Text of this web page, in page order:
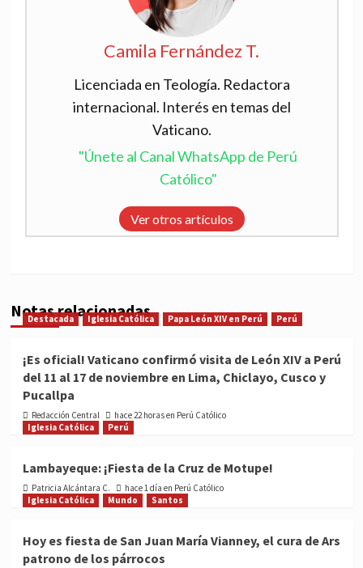
Camila Fernández T.
Licenciada en Teología. Redactora
internacional. Interés en temas del
Vaticano.
"Únete al Canal WhatsApp de Perú
Católico"
Ver otros artículos
Notas relacionadas
Destacada Iglesia Católica Papa León XIV en Perú Perú
¡Es oficial! Vaticano confirmó visita de León XIV a Perú
del 11 al 17 de noviembre en Lima, Chiclayo, Cusco y
Pucallpa
Redacción Central
hace 22 horas en Perú Católico
Iglesia Católica
Perú
Lambayeque: ¡Fiesta de la Cruz de Motupe!
Patricia Alcántara C.
hace 1 día en Perú Católico
Iglesia Católica
Mundo Santos
Hoy es fiesta de San Juan María Vianney, el cura de Ars
patrono de los párrocos